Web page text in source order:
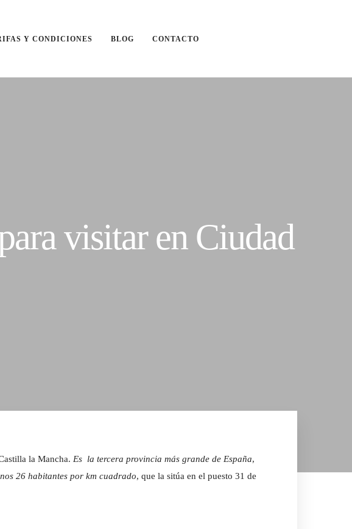
Y CONDICIONES BLOG CONTACTO
visitar en Ciudad
la Mancha. Es la tercera provincia más grande de España,
26 habitantes por km cuadrado, que la sitúa en el puesto 31 de